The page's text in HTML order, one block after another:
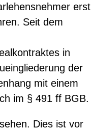
erst
Seit dem
in
der
mit einem
im § 491 ff BGB.
Dies ist vor